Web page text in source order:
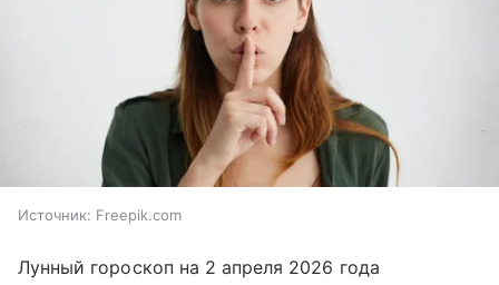
Источник: Freepik.com
Лунный гороскоп на 2 апреля 2026 года